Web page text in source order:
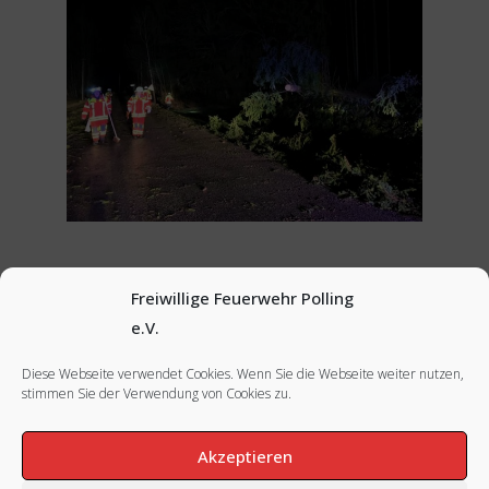
Freiwillige Feuerwehr Polling
e.V.
Diese Webseite verwendet Cookies. Wenn Sie die Webseite weiter nutzen,
stimmen Sie der Verwendung von Cookies zu.
Akzeptieren
Nächstes Bild